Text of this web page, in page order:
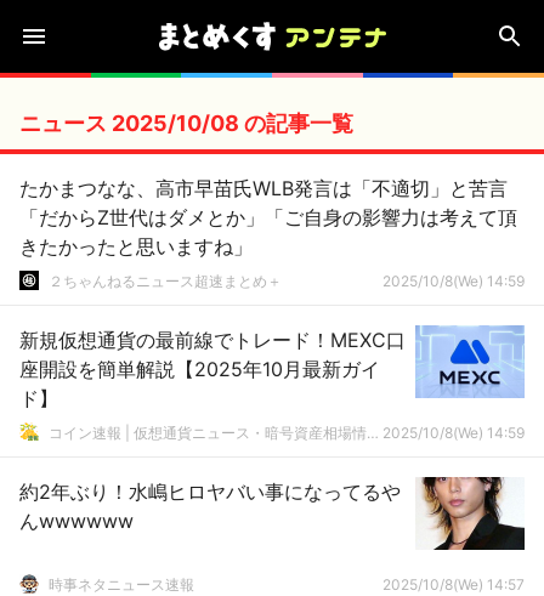
ニュース 2025/10/08 の記事一覧
たかまつなな、高市早苗氏WLB発言は「不適切」と苦言
「だからZ世代はダメとか」「ご自身の影響力は考えて頂
きたかったと思いますね」
２ちゃんねるニュース超速まとめ＋ 2025/10/8(We) 14:59
新規仮想通貨の最前線でトレード！MEXC口
座開設を簡単解説【2025年10月最新ガイ
ド】
コイン速報 | 仮想通貨ニュース・暗号資産相場情報・5chまとめ 2025/10/8(We) 14:59
約2年ぶり！水嶋ヒロヤバい事になってるや
んwwwwww
時事ネタニュース速報 2025/10/8(We) 14:57